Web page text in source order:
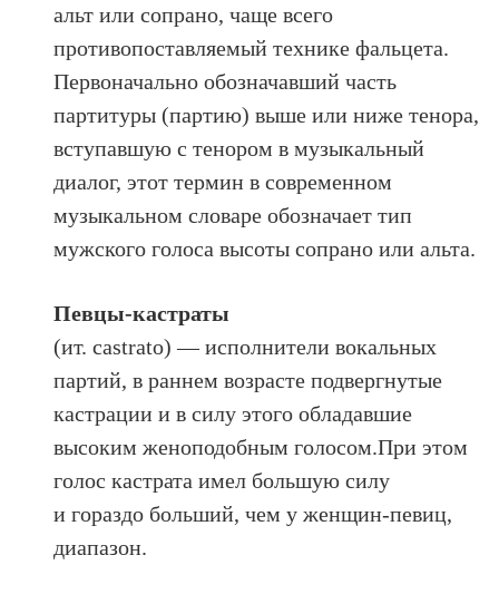
альт или сопрано, чаще всего
противопоставляемый технике фальцета.
Первоначально обозначавший часть
партитуры (партию) выше или ниже тенора,
вступавшую с тенором в музыкальный
диалог, этот термин в современном
музыкальном словаре обозначает тип
мужского голоса высоты сопрано или альта.
Певцы-кастраты
(ит. castrato) — исполнители вокальных
партий, в раннем возрасте подвергнутые
кастрации и в силу этого обладавшие
высоким женоподобным голосом.При этом
голос кастрата имел большую силу
и гораздо больший, чем у женщин-певиц,
диапазон.